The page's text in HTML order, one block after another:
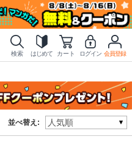
検索 はじめて カート ログイン 会員登録
並べ替え: